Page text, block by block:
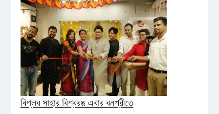
বিপ্লব সাহার বিশ্বরঙ এবার বনশ্রীতে